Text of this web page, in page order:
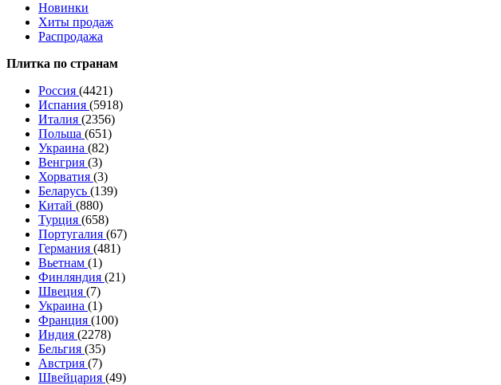
Новинки
Хиты продаж
Распродажа
Плитка по странам
Россия (4421)
Испания (5918)
Италия (2356)
Польша (651)
Украина (82)
Венгрия (3)
Хорватия (3)
Беларусь (139)
Китай (880)
Турция (658)
Португалия (67)
Германия (481)
Вьетнам (1)
Финляндия (21)
Швеция (7)
Украина (1)
Франция (100)
Индия (2278)
Бельгия (35)
Австрия (7)
Швейцария (49)